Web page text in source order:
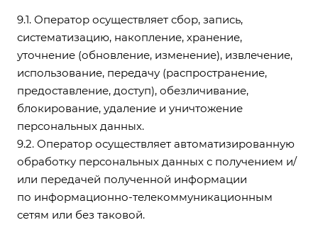
9.1. Оператор осуществляет сбор, запись,
систематизацию, накопление, хранение,
уточнение (обновление, изменение), извлечение,
использование, передачу (распространение,
предоставление, доступ), обезличивание,
блокирование, удаление и уничтожение
персональных данных.
9.2. Оператор осуществляет автоматизированную
обработку персональных данных с получением и/
или передачей полученной информации
по информационно-телекоммуникационным
сетям или без таковой.